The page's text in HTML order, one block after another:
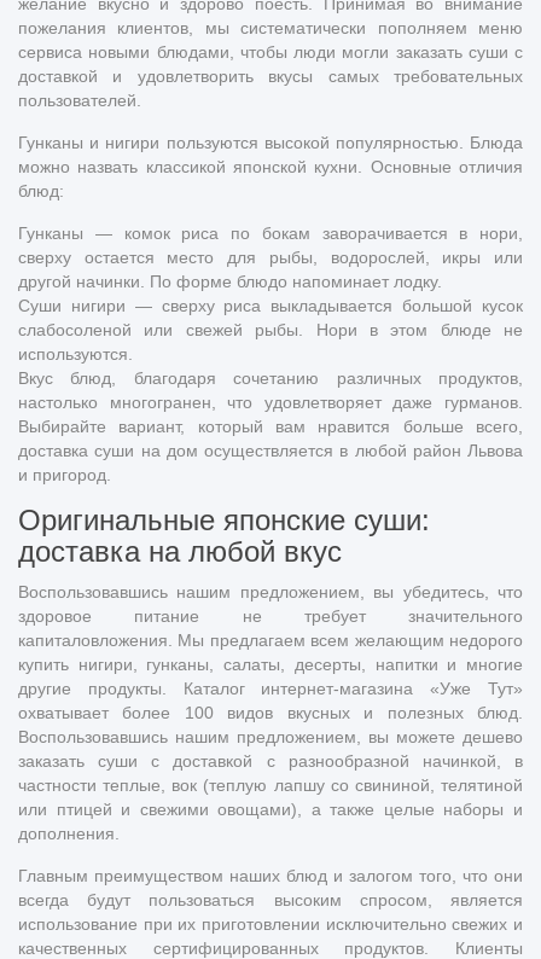
пожелания клиентов, мы систематически пополняем меню
сервиса новыми блюдами, чтобы люди могли заказать суши с
доставкой и удовлетворить вкусы самых требовательных
пользователей.
Гунканы и нигири пользуются высокой популярностью. Блюда
можно назвать классикой японской кухни. Основные отличия
блюд:
Гунканы — комок риса по бокам заворачивается в нори,
сверху остается место для рыбы, водорослей, икры или
другой начинки. По форме блюдо напоминает лодку.
Суши нигири — сверху риса выкладывается большой кусок
слабосоленой или свежей рыбы. Нори в этом блюде не
используются.
Вкус блюд, благодаря сочетанию различных продуктов,
настолько многогранен, что удовлетворяет даже гурманов.
Выбирайте вариант, который вам нравится больше всего,
доставка суши на дом осуществляется в любой район Львова
и пригород.
Оригинальные японские суши:
доставка на любой вкус
Воспользовавшись нашим предложением, вы убедитесь, что
здоровое питание не требует значительного
капиталовложения. Мы предлагаем всем желающим недорого
купить нигири, гунканы, салаты, десерты, напитки и многие
другие продукты. Каталог интернет-магазина «Уже Тут»
охватывает более 100 видов вкусных и полезных блюд.
Воспользовавшись нашим предложением, вы можете дешево
заказать суши с доставкой с разнообразной начинкой, в
частности теплые, вок (теплую лапшу со свининой, телятиной
или птицей и свежими овощами), а также целые наборы и
дополнения.
Главным преимуществом наших блюд и залогом того, что они
всегда будут пользоваться высоким спросом, является
использование при их приготовлении исключительно свежих и
качественных сертифицированных продуктов. Клиенты